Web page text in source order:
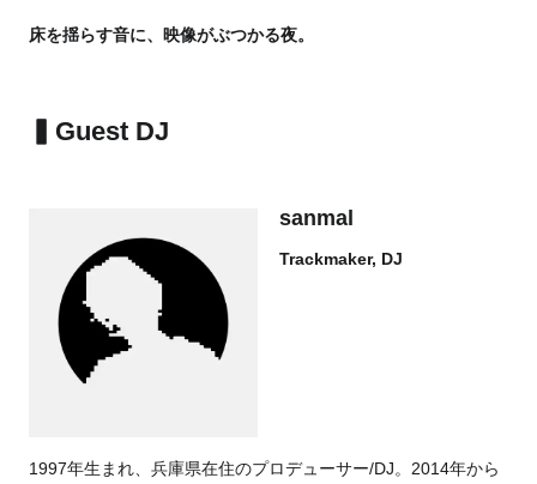
床を揺らす音に、映像がぶつかる夜。
Guest DJ
sanmal
Trackmaker, DJ
1997年生まれ、兵庫県在住のプロデューサー/DJ。2014年から